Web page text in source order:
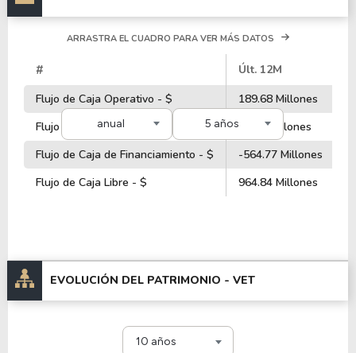
anual 5 años
ARRASTRA EL CUADRO PARA VER MÁS DATOS
# Últ. 12M
Flujo de Caja Operativo - $
189.68 Millones
Flujo de Caja de Inversiones - $
75.02 Millones
Flujo de Caja de Financiamiento - $
-564.77 Millones
Flujo de Caja Libre - $
964.84 Millones
EVOLUCIÓN DEL PATRIMONIO - VET
10 años